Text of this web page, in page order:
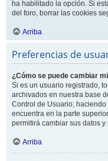
ha habilitado la opción. Si
del foro, borrar las cookies
Arriba
Preferencias de
¿Cómo se puede cambiar
Si es un usuario registrado,
archivados en nuestra base
Control de Usuario;
encuentra en la parte
permitirá cambiar sus datos y
Arriba